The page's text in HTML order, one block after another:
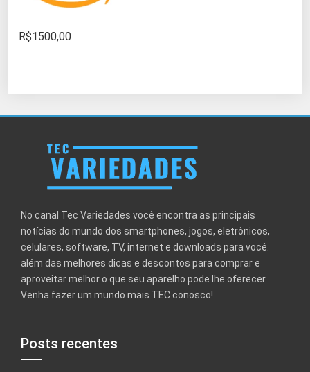
R$1500,00
No canal Tec Variedades você encontra as principais
notícias do mundo dos smartphones, jogos, eletrônicos,
celulares, software, TV, internet e downloads para você.
além das melhores dicas e descontos para comprar e
aproveitar melhor o que seu aparelho pode lhe oferecer.
Venha fazer um mundo mais TEC conosco!
Posts recentes